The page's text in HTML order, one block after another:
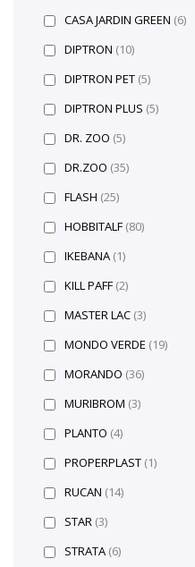
CASA JARDIN GREEN (6)
DIPTRON (10)
DIPTRON PET (5)
DIPTRON PLUS (5)
DR. ZOO (5)
DR.ZOO (35)
FLASH (25)
HOBBITALF (80)
IKEBANA (1)
KILL PAFF (2)
MASTER LAC (3)
MONDO VERDE (19)
MORANDO (36)
MURIBROM (3)
PLANTO (4)
PROPERPLAST (1)
RUCAN (14)
STAR (3)
STRATA (6)